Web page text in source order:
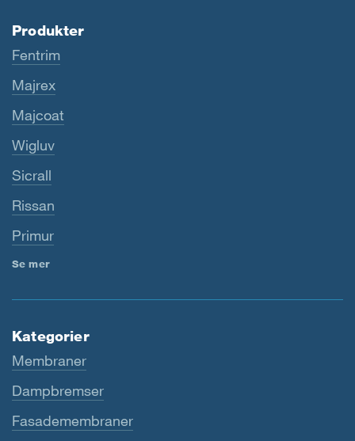
Produkter
Fentrim
Majrex
Majcoat
Wigluv
Sicrall
Rissan
Primur
Se mer
Kategorier
Membraner
Dampbremser
Fasademembraner